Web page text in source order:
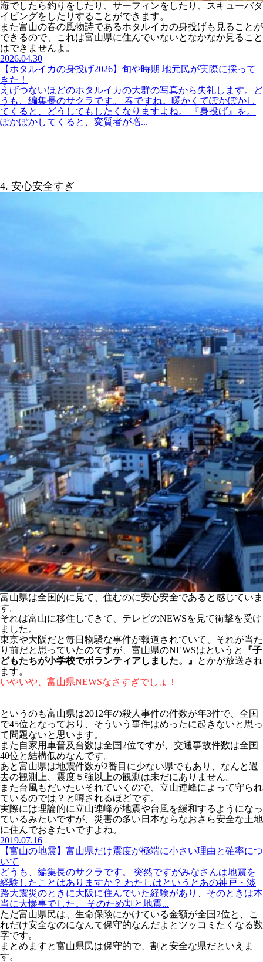
海でしたら釣りをしたり、サーフィンをしたり、スキューバダ
イビングをしたりすることができます。
また富山の春の風物詩であるホタルイカの身投げも見ることが
できるので、これは富山県に住んでいないとなかなか見ること
はできませんよ。
2026.04.30
【ホタルイカの身投げ2026】旬や時期 地元民が実際に採って
きた！
えげつないほどのホタルイカの大群の写真から失礼します。ど
うも、編集長のサクラです。 春ですね。暖かくてぽかぽかし
てくると、どうしてもしたくなりますよね。 『身投げ』を。
ぽかぽかしてくると、変質者が増...
4. 安心安全すぎ
富山県は全国的に見て、住むのに安心安全であると感じていま
す。
それは富山に移住してきて、テレビのNEWSを見て衝撃を受け
ました。
東京や大阪だと毎日物騒な事件が報道されていて、それが当た
り前だと思っていたのですが、富山県のNEWSはというと
『子
どもたちが小学校でボランティアしました。』
とかが放送され
ます。
いやいや、富山県NEWSなさすぎでしょ！
というのも富山県は2012年の殺人事件の件数が年3件で、全国
で45位となっており、そういう事件はめったに起きないと思っ
て問題ないと思います。
また自家用車普及台数は全国2位ですが、交通事故件数は全国
40位と結構低めなんです。
あと富山県は地震件数が2番目に少ない県でもあり、なんと過
去の観測上、震度５強以上の観測は未だにありません。
また台風もだいたいそれていくので、立山連峰によって守られ
ているのでは？と噂されるほどです。
実際には理論的に立山連峰が地震や台風を緩和するようになっ
ているみたいですが、災害の多い日本ならなおさら安全な土地
に住んでおきたいですよね。
2019.07.16
【富山の地震】富山県だけ震度が極端に小さい理由と確率につ
いて
どうも、編集長のサクラです。 突然ですがみなさんは地震を
経験したことはありますか？ わたしはというとあの神戸・淡
路大震災のときに大阪に住んでいた経験があり、そのときは本
当に大惨事でした。 そのため割と地震...
ただ富山県民は、生命保険にかけている金額が全国2位と、こ
れだけ安全なのになんて保守的なんだよとツッコミたくなる数
字です。
まとめますと富山県民は保守的で、割と安全な県だといえま
す。